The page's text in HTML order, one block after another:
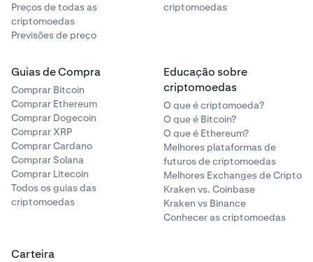
Preços de todas as
criptomoedas
Previsões de preço
criptomoedas
Guias de Compra
Comprar Bitcoin
Comprar Ethereum
Comprar Dogecoin
Comprar XRP
Comprar Cardano
Comprar Solana
Comprar Litecoin
Todos os guias das
criptomoedas
Educação sobre
criptomoedas
O que é criptomoeda?
O que é Bitcoin?
O que é Ethereum?
Melhores plataformas de
futuros de criptomoedas
Melhores Exchanges de Cripto
Kraken vs. Coinbase
Kraken vs Binance
Conhecer as criptomoedas
Carteira